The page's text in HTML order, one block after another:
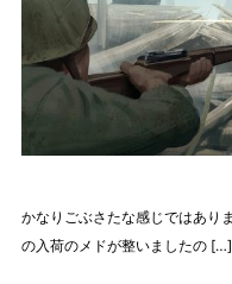
かなりごぶさたな感じではあり
の入荷のメドが整いましたの […]